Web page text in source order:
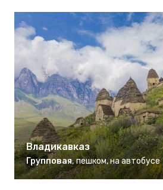
Владикавказ
Групповая, пешком, на автобусе